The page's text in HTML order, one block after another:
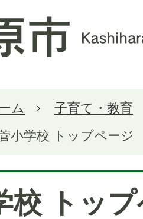
ム
子育て・教育
小学校 トップページ
校 トッ